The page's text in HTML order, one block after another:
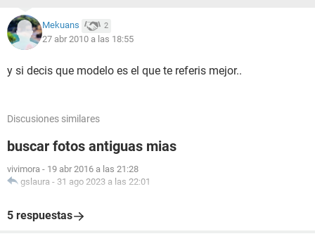
Mekuans 2
27 abr 2010 a las 18:55
y si decis que modelo es el que te referis mejor..
Discusiones similares
buscar fotos antiguas mias
vivimora - 19 abr 2016 a las 21:28
gslaura - 31 ago 2023 a las 22:01
5 respuestas